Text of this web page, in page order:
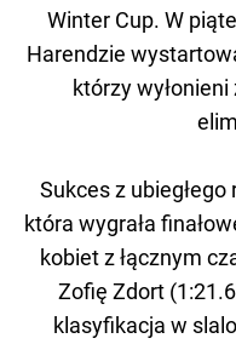
Winter Cup. W
Harendzie
którzy
Sukces z
która wygrała
kobiet z łącznym
Zofię Zdort
klasyfikacja w